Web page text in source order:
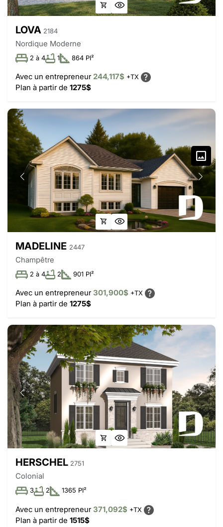
LOVA 2184
Nordique Moderne
2 à 4 1 864 PI²
Avec un entrepreneur244,117$ +TX
Plan à partir de 1275$
MADELINE 2447
Champêtre
2 à 4 2 901 PI²
Avec un entrepreneur301,900$ +TX
Plan à partir de 1275$
HERSCHEL 2751
Colonial
3 2 1365 PI²
Avec un entrepreneur371,092$ +TX
Plan à partir de 1515$